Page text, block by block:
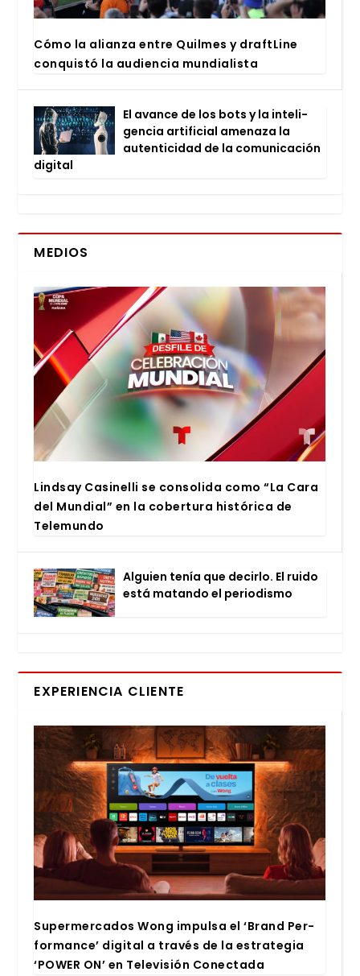
Cómo la alian­za entre Quil­mes y draftLi­ne
con­quis­tó la audien­cia mun­dia­lis­ta
El avan­ce de los bots y la inte­li­
gen­cia arti­fi­cial ame­na­za la
auten­ti­ci­dad de la comu­ni­ca­ción
digi­tal
MEDIOS
Lind­say Casi­ne­lli se con­so­li­da como “La Cara
del Mun­dial” en la cober­tu­ra his­tó­ri­ca de
Tele­mun­do
Alguien tenía que decir­lo. El rui­do
está matan­do el perio­dis­mo
EXPERIENCIA CLIENTE
Super­mer­ca­dos Wong impul­sa el ‘Brand Per­
for­man­ce’ digi­tal a tra­vés de la estra­te­gia
‘POWER ON’ en Tele­vi­sión Conec­ta­da